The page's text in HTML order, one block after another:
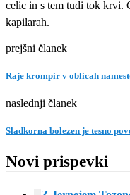
celic in s tem tudi tok krvi.
kapilarah.
prejšni članek
Raje krompir v oblicah
naslednji članek
Sladkorna bolezen je tesno
Novi prispevki